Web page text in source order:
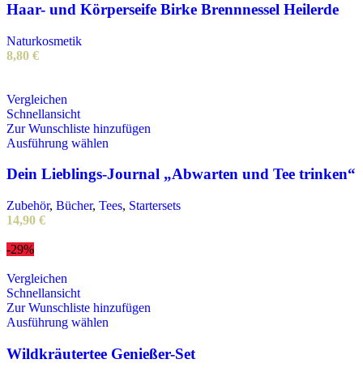
weist
mehrere
der
Produktseite
gewählt
werden
Haar- und Körperseife Birke Brennnessel Heilerde
Naturkosmetik
8,80 €
Vergleichen
Schnellansicht
Zur Wunschliste hinzufügen
Ausführung wählen
weist
Varianten
auf.
Produktseite
gewählt
Dein Lieblings-Journal „Abwarten und Tee trinken“
Zubehör, Bücher, Tees, Startersets
14,90 €
-29%
Vergleichen
Schnellansicht
Zur Wunschliste hinzufügen
Ausführung wählen
weist
Wildkräutertee Genießer-Set